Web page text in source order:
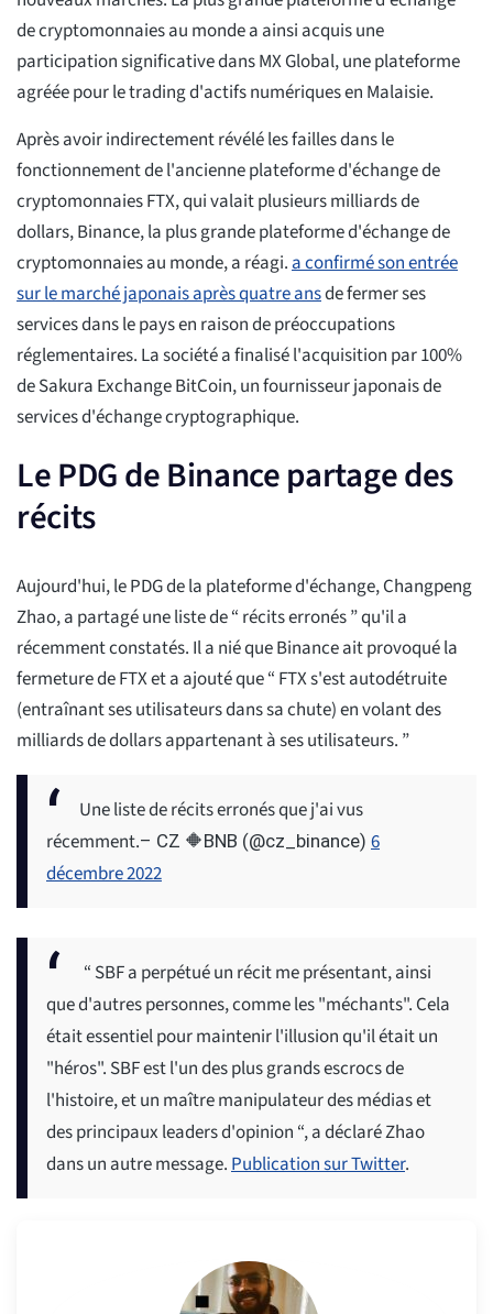
de cryptomonnaies au monde a ainsi acquis une
participation significative dans MX Global, une plateforme
agréée pour le trading d'actifs numériques en Malaisie.
Après avoir indirectement révélé les failles dans le
fonctionnement de l'ancienne plateforme d'échange de
cryptomonnaies FTX, qui valait plusieurs milliards de
dollars, Binance, la plus grande plateforme d'échange de
cryptomonnaies au monde, a réagi.a confirmé son entrée
sur le marché japonais après quatre ansde fermer ses
services dans le pays en raison de préoccupations
réglementaires. La société a finalisé l'acquisition par 100%
de Sakura Exchange BitCoin, un fournisseur japonais de
services d'échange cryptographique.
Le PDG de Binance partage des
récits
Aujourd'hui, le PDG de la plateforme d'échange, Changpeng
Zhao, a partagé une liste de “ récits erronés ” qu'il a
récemment constatés. Il a nié que Binance ait provoqué la
fermeture de FTX et a ajouté que “ FTX s'est autodétruite
(entraînant ses utilisateurs dans sa chute) en volant des
milliards de dollars appartenant à ses utilisateurs. ”
Une liste de récits erronés que j'ai vus
récemment.– CZ 🔶BNB (@cz_binance) 6
décembre 2022
“ SBF a perpétué un récit me présentant, ainsi
que d'autres personnes, comme les "méchants". Cela
était essentiel pour maintenir l'illusion qu'il était un
"héros". SBF est l'un des plus grands escrocs de
l'histoire, et un maître manipulateur des médias et
des principaux leaders d'opinion “, a déclaré Zhao
dans un autre message.Publication sur Twitter.